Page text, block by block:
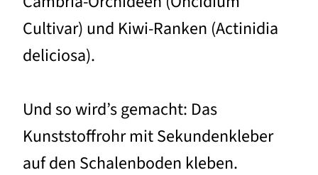
Cultivar) und Kiwi-Ranken (Actinidia
deliciosa).
Und so wird’s gemacht: Das
Kunststoffrohr mit Sekundenkleber
auf den Schalenboden kleben.